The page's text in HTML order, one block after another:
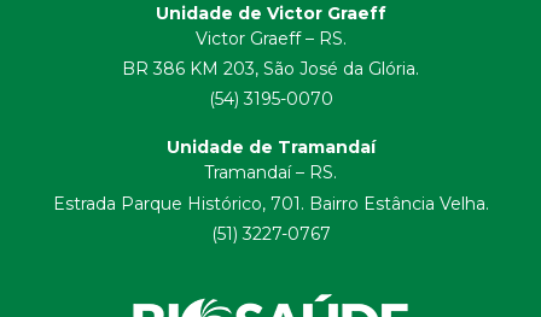
Unidade de Victor Graeff
Victor Graeff – RS.
BR 386 KM 203, São José da Glória.
(54) 3195-0070
Unidade de Tramandaí
Tramandaí – RS.
Estrada Parque Histórico, 701. Bairro Estância Velha.
(51) 3227-0767